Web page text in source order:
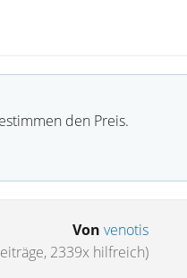
den Preis.
Von venotis
2339x hilfreich)